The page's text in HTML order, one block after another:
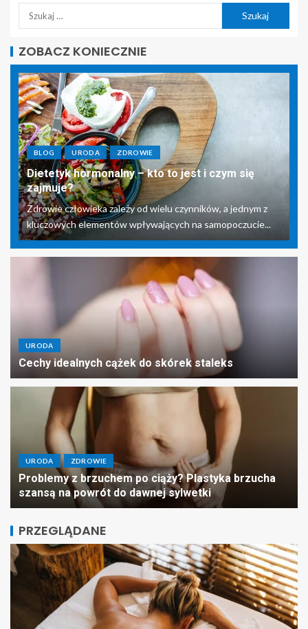
ZOBACZ KONIECZNIE
BLOG URODA ZDROWIE
Dietetyk hormonalny – kto to jest i czym się
zajmuje?
Zdrowie człowieka zależy od wielu czynników, a jednym z
kluczowych elementów wpływających na samopoczucie...
URODA
Cechy idealnych cążek do skórek staleks
URODA ZDROWIE
Problemy z brzuchem po ciąży? Plastyka brzucha
szansą na powrót do dawnej sylwetki
PRZEGLĄDANE